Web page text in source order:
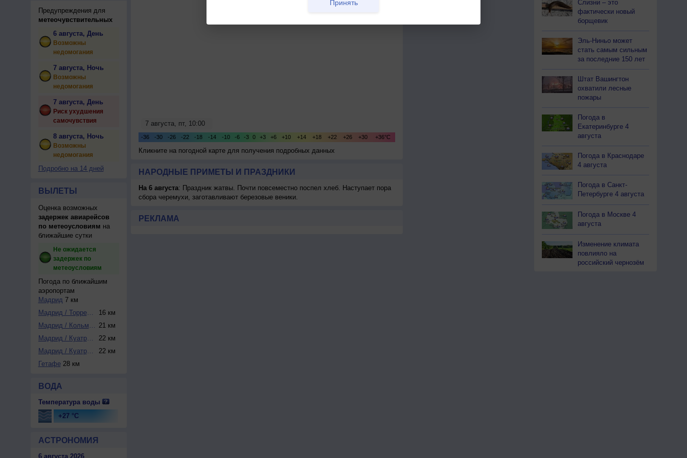
Предупреждения для
метеочувствительных
6 августа, День
Возможны
недомогания
7 августа, Ночь
Возможны
недомогания
7 августа, День
Риск ухудшения
самочувствия
8 августа, Ночь
Возможны
недомогания
Подробно на 14 дней
ВЫЛЕТЫ
Оценка возможных
задержек авиарейсов
по метеоусловиям на
ближайшие сутки
Не ожидается
задержек по
метеоусловиям
Погода по ближайшим
аэропортам
Мадрид 7 км
Мадрид / Торрехон
16 км
Мадрид / Кольмена... 21 км
Мадрид / Куатро-В...
22 км
Мадрид / Куатро-В...
22 км
Гетафе28 км
ВОДА
Температура воды
+27 °C
АСТРОНОМИЯ
6 августа 2026
Кликните на погодной карте для получения подробных данных
НАРОДНЫЕ ПРИМЕТЫ И ПРАЗДНИКИ
На 6 августа: Праздник жатвы. Почти повсеместно поспел хлеб. Наступает пора
сбора черемухи, заготавливают березовые веники.
РЕКЛАМА
Слизни – это
фактически новый
борщевик
Эль-Ниньо может
стать самым сильным
за последние 150 лет
Штат Вашингтон
охватили лесные
пожары
Погода в
Екатеринбурге 4
августа
Погода в Краснодаре
4 августа
Погода в Санкт-
Петербурге 4 августа
Погода в Москве 4
августа
Изменение климата
повлияло на
российский чернозём
Принять